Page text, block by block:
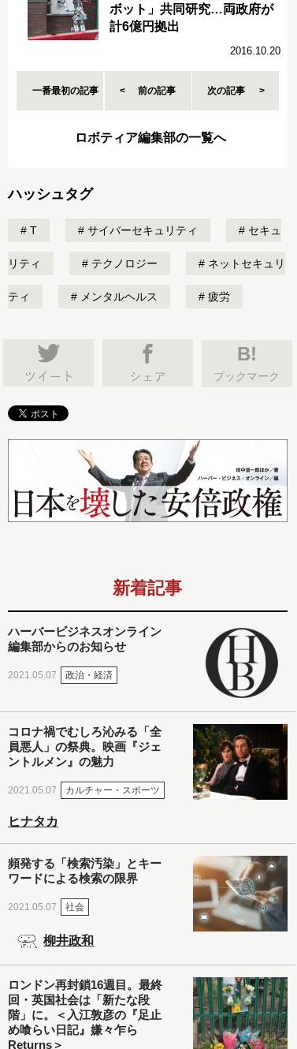
ボット」共同研究…両政府が
計6億円拠出
2016.10.20
一番最初の記事 前の記事 次の記事
ロボティア編集部の一覧へ
ハッシュタグ
T サイバーセキュリティ セキュ
リティ テクノロジー ネットセキュリ
ティ メンタルヘルス 疲労
B!
ブックマーク
新着記事
ハーバービジネスオンライン
編集部からのお知らせ
2021.05.07 政治・経済
コロナ禍でむしろ沁みる「全
員悪人」の祭典。映画『ジェ
ントルメン』の魅力
2021.05.07 カルチャー・スポーツ
ヒナタカ
頻発する「検索汚染」とキー
ワードによる検索の限界
2021.05.07 社会
柳井政和
ロンドン再封鎖16週目。最終
回・英国社会は「新たな段
階」に。＜入江敦彦の『足止
め喰らい日記』嫌々乍ら
Returns＞